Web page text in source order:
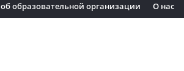
образовательной организации О нас